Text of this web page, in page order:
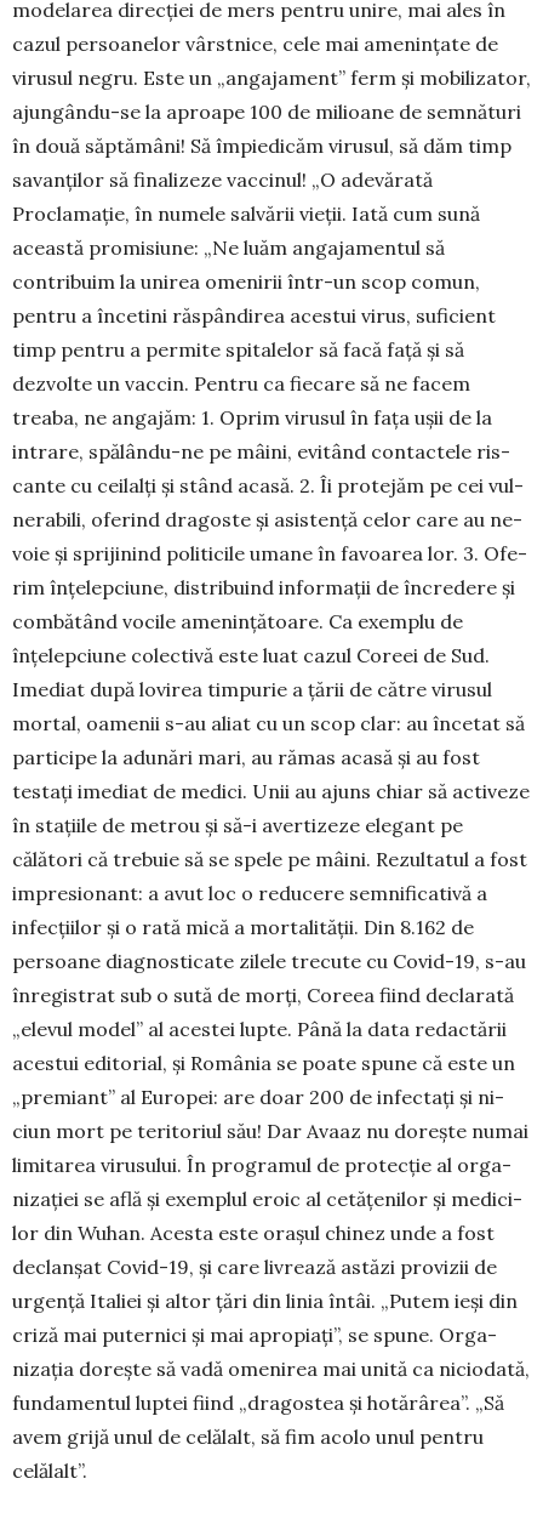
modelarea di­rec­ției de mers pentru unire, mai ales în
cazul persoa­nelor vârst­nice, cele mai amenințate de
virusul negru. Este un „an­gajament” ferm și mobilizator,
ajun­gân­du-se la aproa­pe 100 de milioane de semnături
în două săptă­mâni! Să împiedicăm virusul, să dăm timp
sa­vanți­lor să fi­nali­ze­ze vaccinul! „O adevărată
Proclamație, în nu­mele sal­vării vieții. Iată cum sună
această promi­siune: „Ne luăm angajamentul să
contribuim la unirea ome­nirii într-un scop comun,
pentru a încetini răspân­di­rea acestui virus, suficient
timp pentru a permite spita­lelor să facă față și să
dezvolte un vaccin. Pentru ca fie­care să ne fa­cem
treaba, ne angajăm: 1. Oprim virusul în fața ușii de la
intrare, spălându-ne pe mâini, evitând contactele ris­
cante cu ceilalți și stând acasă. 2. Îi prote­jăm pe cei vul­
ne­rabili, oferind dragoste și asistență celor care au ne­
voie și spri­jinind politicile umane în fa­voa­rea lor. 3. Ofe­
rim înțelep­ciune, distribuind infor­mații de încredere și
combătând vocile amenințătoare. Ca exem­plu de
înțelep­ciune colec­tivă este luat cazul Coreei de Sud.
Imediat după lovirea timpurie a țării de către virusul
mortal, oa­me­nii s-au aliat cu un scop clar: au încetat să
participe la adunări mari, au rămas acasă și au fost
testați imediat de medici. Unii au ajuns chiar să activeze
în sta­țiile de me­trou și să-i aver­tizeze elegant pe
călători că tre­buie să se spele pe mâini. Rezultatul a fost
impre­sionant: a avut loc o reducere sem­ni­ficativă a
infecțiilor și o rată mică a mor­talității. Din 8.162 de
persoane diagnosticate zilele trecute cu Covid-19, s-au
înregistrat sub o sută de morți, Coreea fiind declarată
„ele­­vul mo­del” al acestei lupte. Până la data redactării
acestui edi­to­rial, și România se poate spu­ne că este un
„pre­­miant” al Europei: are doar 200 de in­fec­tați și ni­
ciun mort pe teritoriul său! Dar Avaaz nu do­rește nu­mai
limi­tarea virusului. În programul de protecție al or­ga­
nizației se află și exemplul eroic al cetățenilor și me­di­ci­
lor din Wuhan. Acesta este orașul chinez unde a fost
de­clanșat Covid-19, și care livrează astăzi provizii de
ur­gen­ță Italiei și altor țări din linia întâi. „Putem ieși din
cri­ză mai puternici și mai apropiați”, se spune. Orga­
nizația dorește să vadă omenirea mai unită ca niciodată,
fun­da­mentul luptei fiind „dragostea și ho­tărârea”. „Să
avem grijă unul de celălalt, să fim acolo unul pentru
celălalt”.